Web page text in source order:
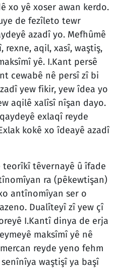
xo yê xoser awan kerdo.
de fezîleto tewr
azadî yo. Mefhûmê
rexne, aqil, xasî, waştiş,
yê. I.Kant persê
cewabê nê persî zî bi
yew fikir, yew îdea yo
aqilê xalîsî nîşan dayo.
exlaqî reyde
kokê xo îdeayê azadî
teorîkî têvernayê û îfade
ra (pêkewtişan)
antînomîyan ser o
Dualîteyî zî yew çî
I.Kantî dinya de erja
maksîmî yê nê
reyde yeno fehm
waştişî ya başî